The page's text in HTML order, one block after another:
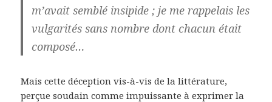
m’avait semblé insipide ; je me rappelais les
vulgarités sans nombre dont chacun était
composé…
Mais cette déception vis-à-vis de la littérature,
perçue soudain comme impuissante à exprimer la